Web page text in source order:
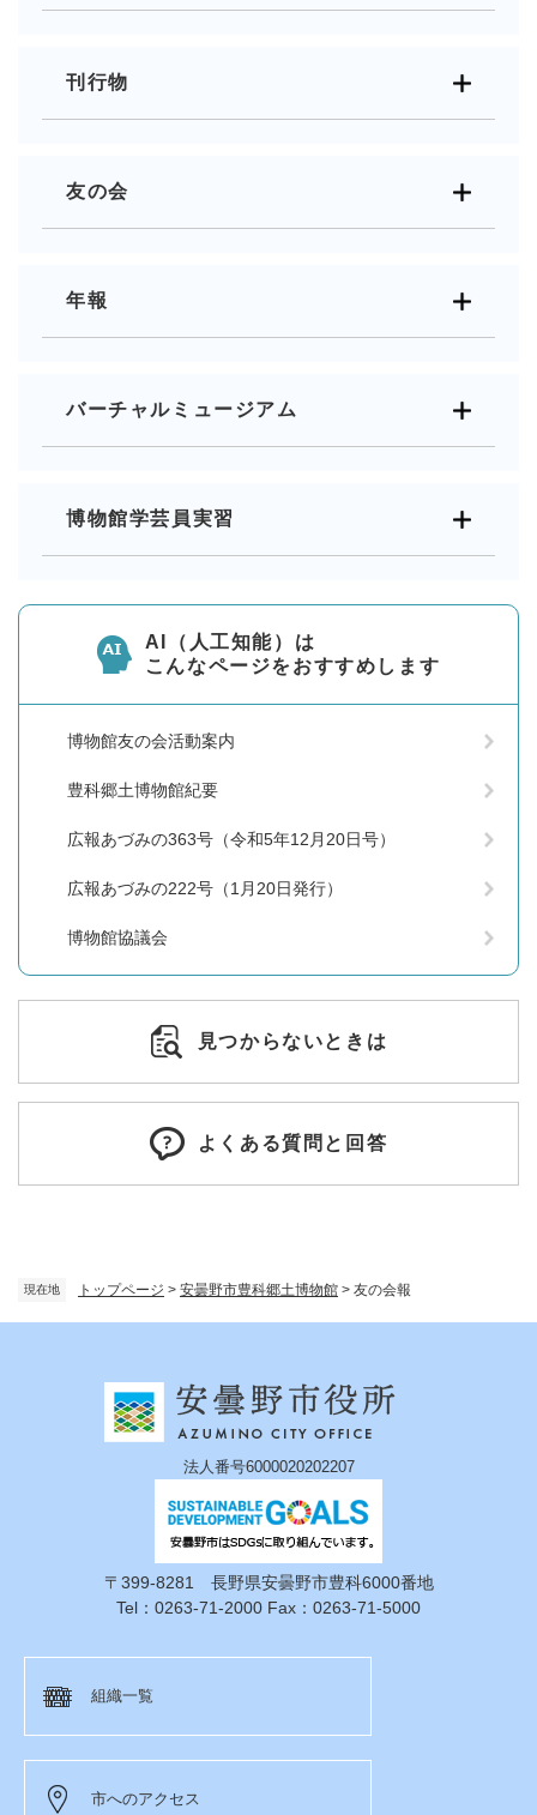
現在地 トップページ > 安曇野市豊科郷土博物館 > 友の会報
刊行物
友の会
年報
バーチャルミュージアム
博物館学芸員実習
AI（人工知能）は
こんなページをおすすめします
博物館友の会活動案内
豊科郷土博物館紀要
広報あづみの363号（令和5年12月20日号）
広報あづみの222号（1月20日発行）
博物館協議会
見つからないときは
よくある質問と回答
法人番号6000020202207
〒399-8281 長野県安曇野市豊科6000番地
Tel：0263-71-2000 Fax：0263-71-5000
組織一覧
市へのアクセス